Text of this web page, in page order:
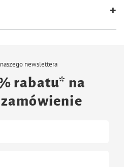
newslettera
rabatu* na